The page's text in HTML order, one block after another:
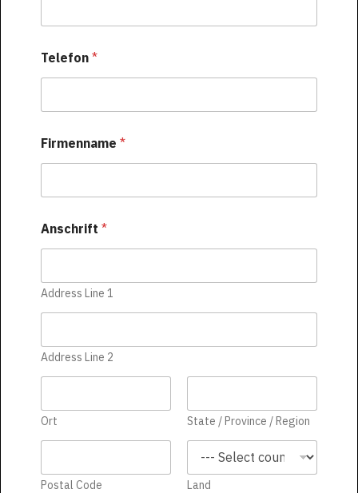
Telefon*
Firmenname*
Anschrift*
Address Line 1
Address Line 2
Ort State / Province / Region
Postal Code Land